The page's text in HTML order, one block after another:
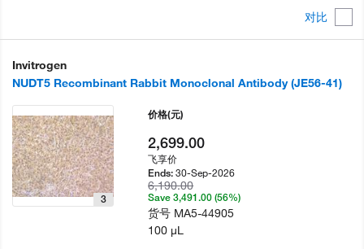
对比
Invitrogen
NUDT5 Recombinant Rabbit Monoclonal Antibody (JE56-41)
3
价格(元)
2,699.00
飞享价
Ends:30-Sep-2026
6,190.00
Save 3,491.00 (56%)
货号 MA5-44905
100 µL